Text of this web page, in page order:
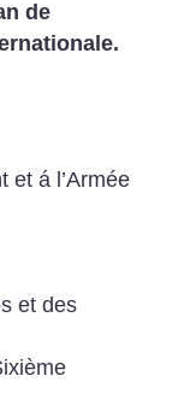
de
et á l’Armée
et des